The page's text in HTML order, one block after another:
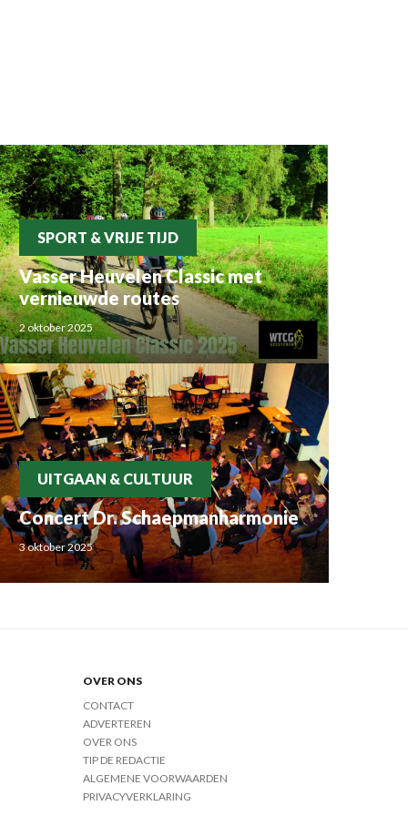
SPORT & VRIJE TIJD
Vasser Heuvelen Classic met
vernieuwde routes
2 oktober 2025
UITGAAN & CULTUUR
Concert Dr. Schaepmanharmonie
3 oktober 2025
OVER ONS
CONTACT
ADVERTEREN
OVER ONS
TIP DE REDACTIE
ALGEMENE VOORWAARDEN
PRIVACYVERKLARING